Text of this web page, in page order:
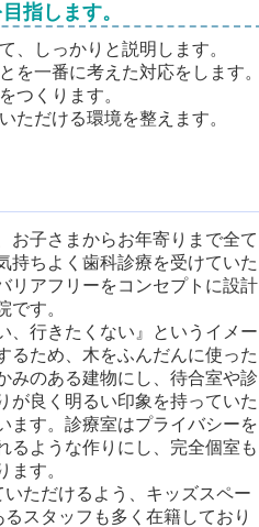
指します。
、しっかりと説明します。
を一番に考えた対応をします。
つくります。
ただける環境を整えます。
、お子さまからお年寄りまで全て
持ちよく歯科診療を受けていた
リアフリーをコンセプトに設計
です。
、行きたくない』というイメー
るため、木をふんだんに使った
みのある建物にし、待合室や診
が良く明るい印象を持っていた
ます。診療室はプライバシーを
るような作りにし、完全個室も
ます。
ただけるよう、キッズスペー
スタッフも多く在籍しており